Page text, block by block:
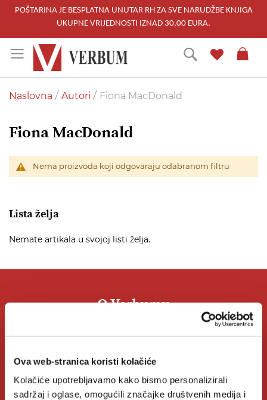
Ova web-stranica koristi kolačiće
Kolačiće upotrebljavamo kako bismo personalizirali
sadržaj i oglase, omogućili značajke društvenih medija i
POŠTARINA JE BESPLATNA UNUTAR RH ZA SVE NARUDŽBE KNJIGA
UKUPNE VRIJEDNOSTI IZNAD 30,00 EURA.
to
Content
Traži
Naslovna Autori Fiona MacDonald
Fiona MacDonald
Nema proizvoda koji odgovaraju odabranom filtru
Lista želja
Nemate artikala u svojoj listi želja.
O Verbumu
Kontakt
Knjižare Verbum